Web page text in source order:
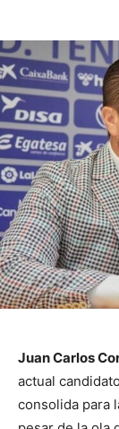
Juan Carlos
actual
consolida para